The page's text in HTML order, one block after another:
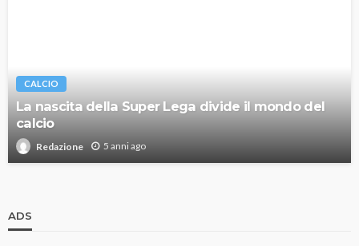
CALCIO
La nascita della Super Lega divide il mondo del
calcio
Redazione 5 anni ago
ADS